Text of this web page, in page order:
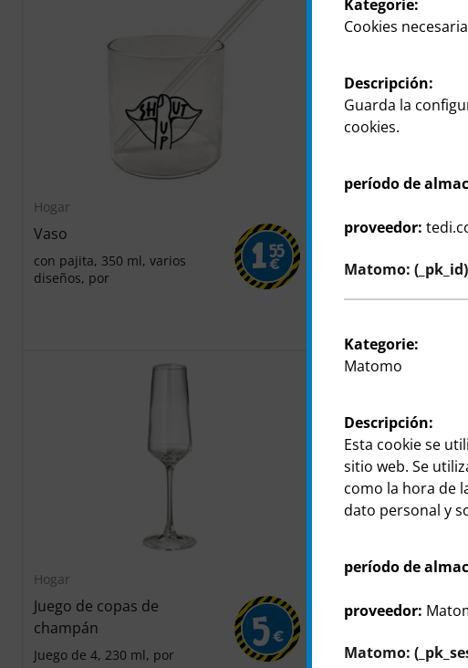
Hogar
Vaso
con pajita, 350 ml, varios
diseños, por
155
€
Taza
360 ml, distintos
por
Hogar
Juego de copas de
champán
Juego de 4, 230 ml, por
5 €
Hogar
Cuchillo para pelar
aprox. 16,5 cm, mango
Kategorie:
Cookies
Descripción:
Guarda la
cookies.
período de
proveedor:
Matomo: (_pk_id)
Kategorie:
Matomo
Descripción:
Esta cookie se
sitio web. Se
como la hora de
dato personal y
período de
proveedor:
Matomo: